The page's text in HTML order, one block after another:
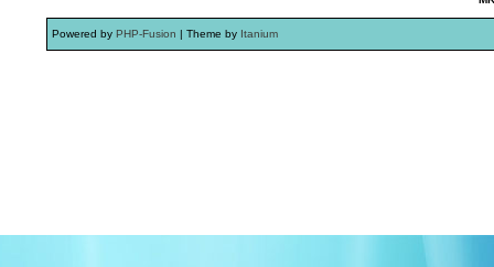
Powered by PHP-Fusion | Theme by Itanium